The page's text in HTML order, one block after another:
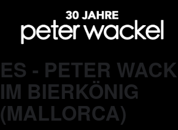
ES - PETER
IM BIERKÖNIG
(MALLORCA)